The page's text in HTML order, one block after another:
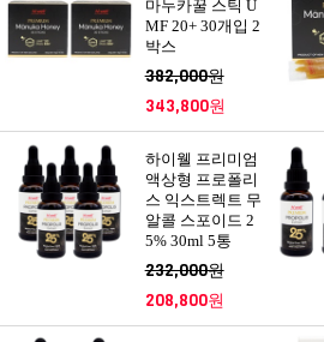
마누카꿀 스틱 U
MF 20+ 30개입 2
박스
382,000원
343,800원
하이웰 프리미엄
액상형 프로폴리
스 익스트렉트 무
알콜 스포이드 2
5% 30ml 5통
232,000원
208,800원